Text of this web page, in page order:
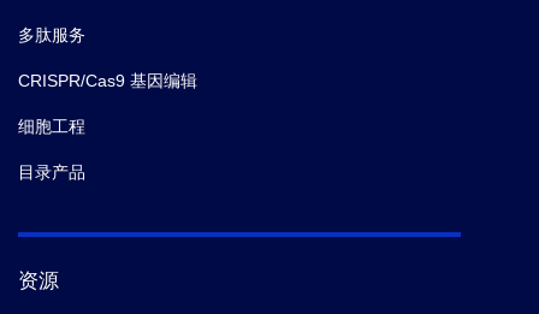
多肽服务
CRISPR/Cas9 基因编辑
细胞工程
目录产品
资源